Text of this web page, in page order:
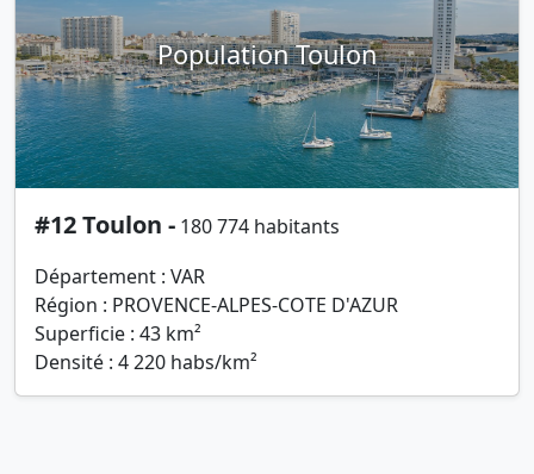
Population Toulon
#12 Toulon - 180 774 habitants
Département : VAR
Région : PROVENCE-ALPES-COTE D'AZUR
Superficie : 43 km²
Densité : 4 220 habs/km²